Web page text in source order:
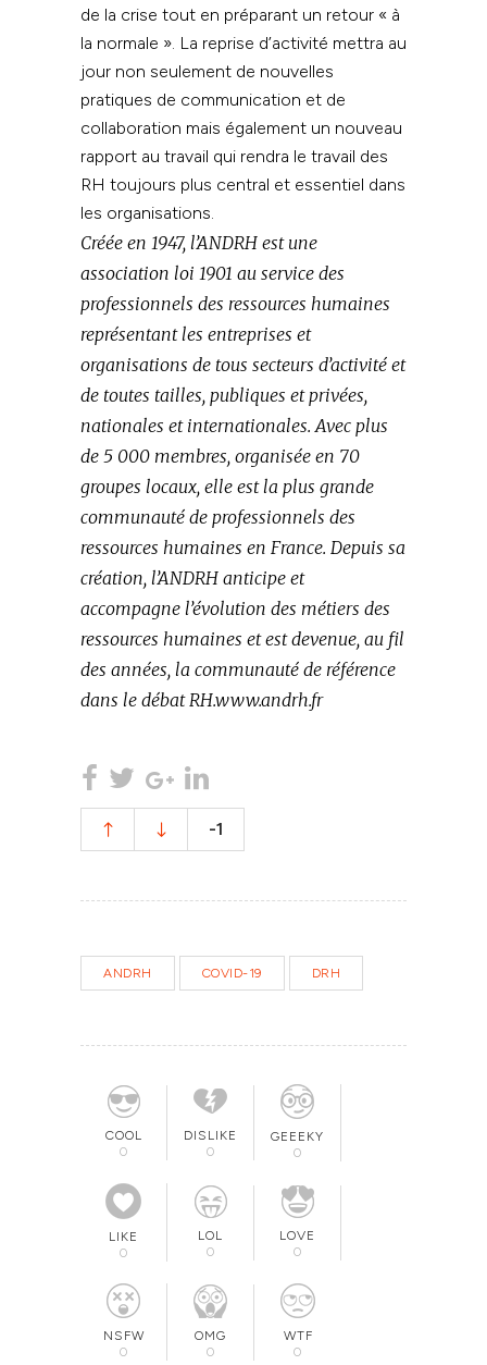
de la crise tout en préparant un retour « à
la normale ». La reprise d’activité mettra au
jour non seulement de nouvelles
pratiques de communication et de
collaboration mais également un nouveau
rapport au travail qui rendra le travail des
RH toujours plus central et essentiel dans
les organisations.
Créée en 1947, l’ANDRH est une
association loi 1901 au service des
professionnels des ressources humaines
représentant les entreprises et
organisations de tous secteurs d’activité et
de toutes tailles, publiques et privées,
nationales et internationales. Avec plus
de 5 000 membres, organisée en 70
groupes locaux, elle est la plus grande
communauté de professionnels des
ressources humaines en France. Depuis sa
création, l’ANDRH anticipe et
accompagne l’évolution des métiers des
ressources humaines et est devenue, au fil
des années, la communauté de référence
dans le débat RH.www.andrh.fr
-1
ANDRH COVID-19 DRH
COOL
0
DISLIKE
0
GEEEKY
0
LIKE
0
LOL
0
LOVE
0
NSFW
0
OMG
0
WTF
0